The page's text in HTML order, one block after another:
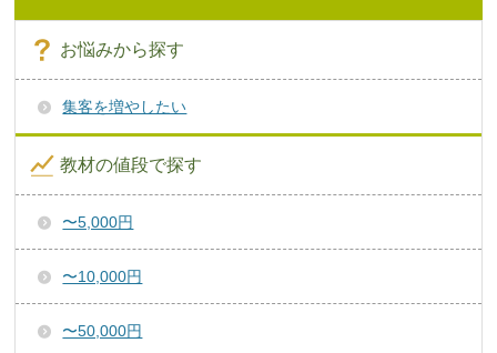
お悩みから探す
集客を増やしたい
教材の値段で探す
〜5,000円
〜10,000円
〜50,000円